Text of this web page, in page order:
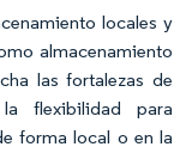
locales y
almacenamiento
las fortalezas de
flexibilidad para
forma local o en la